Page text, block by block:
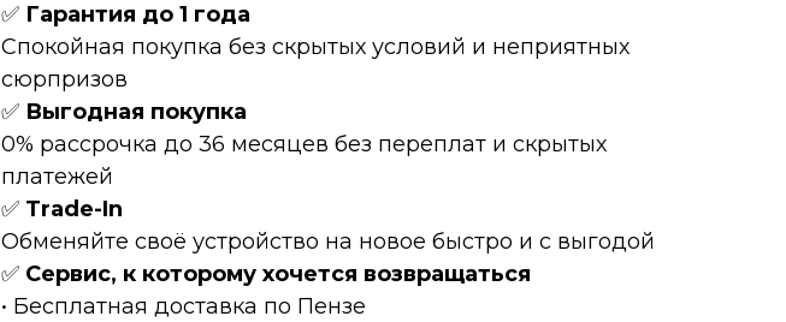
✅ Гарантия до 1 года
Спокойная покупка без скрытых условий и неприятных
сюрпризов
✅ Выгодная покупка
0% рассрочка до 36 месяцев без переплат и скрытых
платежей
✅ Тrаdе-In
Обменяйте своё устройство на новое быстро и с выгодой
✅ Сервис, к которому хочется возвращаться
• Бесплатная доставка по Пензе